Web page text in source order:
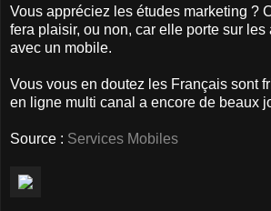
Vous appréciez les études marketing ?
fera plaisir, ou non, car elle porte sur
avec un mobile.
Vous vous en doutez les Français sont
en ligne multi canal a encore de beaux
Source : Services Mobiles